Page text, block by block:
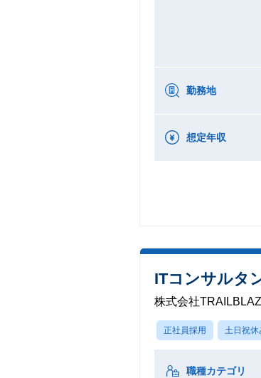
勤務地
想定年収
ITコンサルタ
株式会社
正社員採用 土日祝休
職種カテゴリ